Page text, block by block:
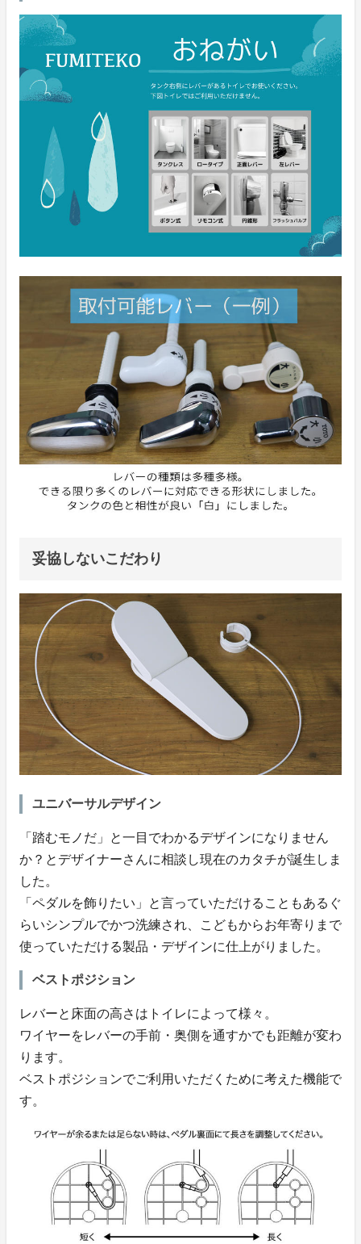
妥協しないこだわり
ユニバーサルデザイン
「踏むモノだ」と一目でわかるデザインになりません
か？とデザイナーさんに相談し現在のカタチが誕生しま
した。
「ペダルを飾りたい」と言っていただけることもあるぐ
らいシンプルでかつ洗練され、こどもからお年寄りまで
使っていただける製品・デザインに仕上がりました。
ベストポジション
レバーと床面の高さはトイレによって様々。
ワイヤーをレバーの手前・奥側を通すかでも距離が変わ
ります。
ベストポジションでご利用いただくために考えた機能で
す。